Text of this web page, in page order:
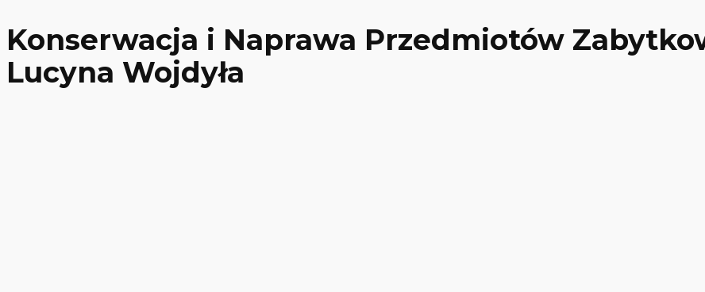
Konserwacja i Naprawa Przedmiotów
Lucyna Wojdyła